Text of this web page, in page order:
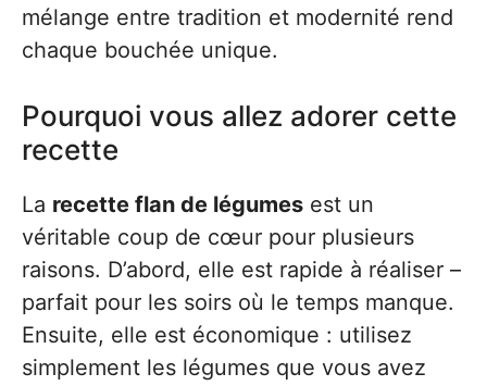
mélange entre tradition et modernité rend
chaque bouchée unique.
Pourquoi vous allez adorer cette
recette
La recette flan de légumes est un
véritable coup de cœur pour plusieurs
raisons. D’abord, elle est rapide à réaliser –
parfait pour les soirs où le temps manque.
Ensuite, elle est économique : utilisez
simplement les légumes que vous avez